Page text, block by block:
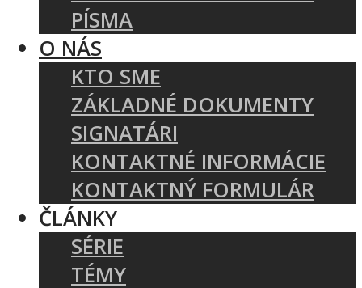
PÍSMA
O NÁS
KTO SME
ZÁKLADNÉ DOKUMENTY
SIGNATÁRI
KONTAKTNÉ INFORMÁCIE
KONTAKTNÝ FORMULÁR
ČLÁNKY
SÉRIE
TÉMY